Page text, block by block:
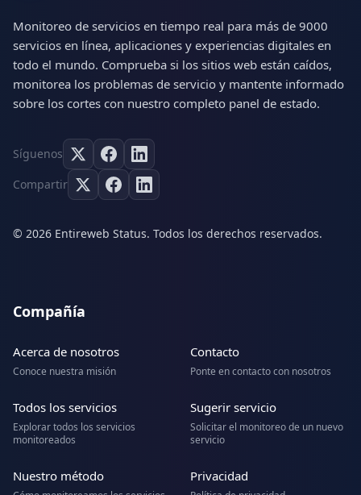
Monitoreo de servicios en tiempo real para más de 9000
servicios en línea, aplicaciones y experiencias digitales en
todo el mundo. Comprueba si los sitios web están caídos,
monitorea los problemas de servicio y mantente informado
sobre los cortes con nuestro completo panel de estado.
Síguenos
Compartir
© 2026 Entireweb Status. Todos los derechos reservados.
Compañía
Acerca de nosotros
Conoce nuestra misión
Contacto
Ponte en contacto con nosotros
Todos los servicios
Explorar todos los servicios
monitoreados
Sugerir servicio
Solicitar el monitoreo de un nuevo
servicio
Nuestro método Privacidad